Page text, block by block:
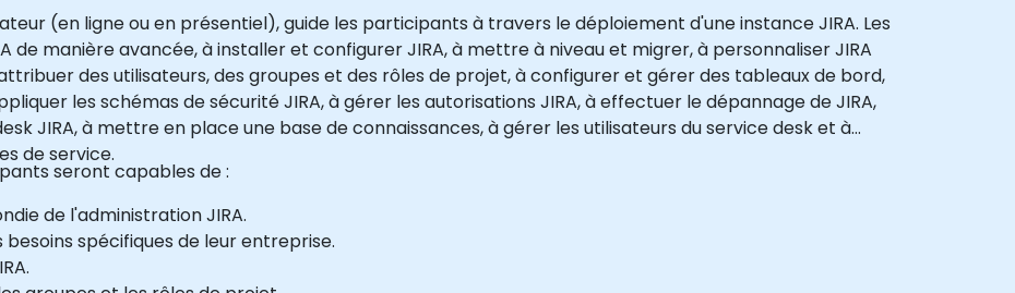
(en ligne ou en présentiel), guide les participants à travers le déploiement d'une instance JIRA. Les
manière avancée, à installer et configurer JIRA, à mettre à niveau et migrer, à personnaliser JIRA
des utilisateurs, des groupes et des rôles de projet, à configurer et gérer des tableaux de bord,
les schémas de sécurité JIRA, à gérer les autorisations JIRA, à effectuer le dépannage de JIRA,
JIRA, à mettre en place une base de connaissances, à gérer les utilisateurs du service desk et à
de service.
seront capables de :
de l'administration JIRA.
spécifiques de leur entreprise.